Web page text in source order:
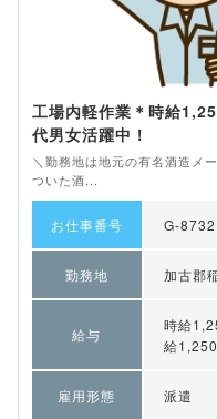
工場内軽作業＊時給
代男女活躍中！
＼勤務地は地元の有名酒造メ
ついた酒...
お仕事番号 G-8732
勤務地 加古郡
給与
時給
給
雇用形態 派遣